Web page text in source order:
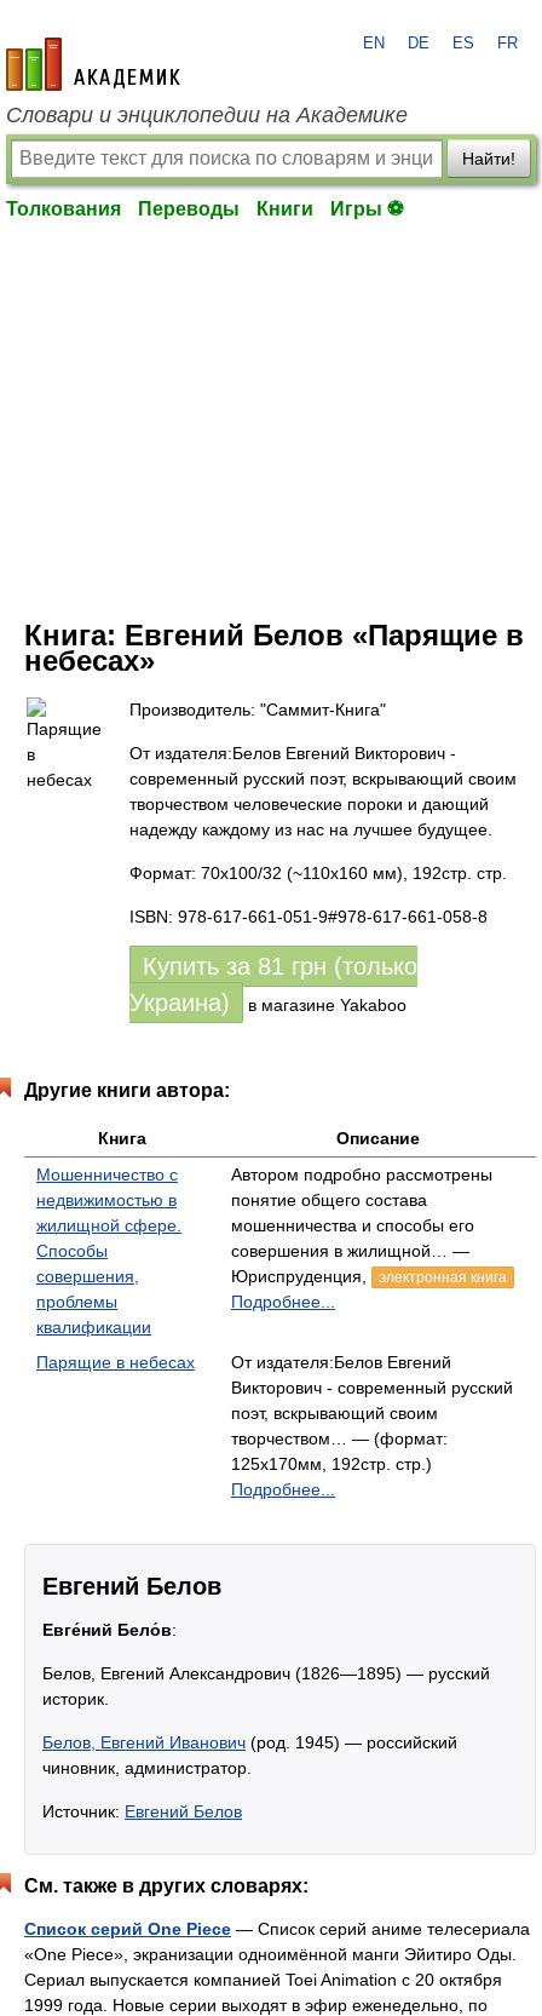
academic.ru
EN DE ES FR
Словари и энциклопедии на Академике
Найти!
Толкования Переводы Книги Игры ⚽
Книга: Евгений Белов «Парящие в
небесах»
Производитель: "Саммит-Книга"
От издателя:Белов Евгений Викторович -
современный русский поэт, вскрывающий своим
творчеством человеческие пороки и дающий
надежду каждому из нас на лучшее будущее.
Формат: 70х100/32 (~110х160 мм), 192стр. стр.
ISBN: 978-617-661-051-9#978-617-661-058-8
Купить за 81 грн (только
Украина)
в магазине Yakaboo
Другие книги автора:
Книга
Описание
Мошенничество с
недвижимостью в
жилищной сфере.
Способы
совершения,
проблемы
квалификации
Автором подробно рассмотрены
понятие общего состава
мошенничества и способы его
совершения в жилищной… —
Юриспруденция,
электронная книга
Подробнее...
Парящие в небесах
От издателя:Белов Евгений
Викторович - современный русский
поэт, вскрывающий своим
творчеством… — (формат:
125x170мм, 192стр. стр.)
Подробнее...
Евгений Белов
Евге́ний Бело́в:
Белов, Евгений Александрович (1826—1895) — русский
историк.
Белов, Евгений Иванович (род. 1945) — российский
чиновник, администратор.
Источник: Евгений Белов
См. также в других словарях:
Список серий One Piece — Список серий аниме телесериала
«One Piece», экранизации одноимённой манги Эйитиро Оды.
Сериал выпускается компанией Toei Animation с 20 октября
1999 года. Новые серии выходят в эфир еженедельно, по